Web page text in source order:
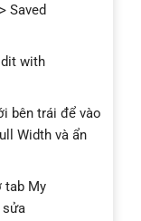
Saved
with
bên trái để vào
Width và ẩn
tab My
sửa